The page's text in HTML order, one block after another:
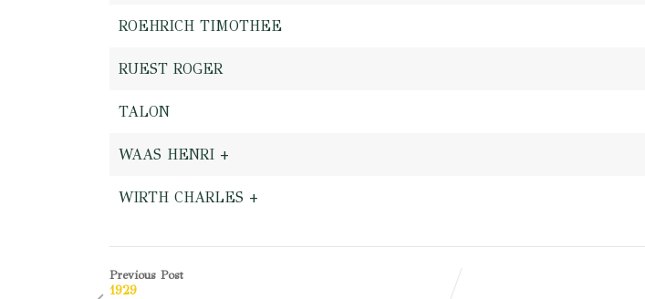
ROEHRICH TIMOTHEE
RUEST ROGER
TALON
WAAS HENRI +
WIRTH CHARLES +
Previous Post
1929